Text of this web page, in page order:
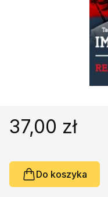
Książki obcojęzyczne
Poradniki, leksykony...
Podręczniki szkolne
37,00 zł
Do koszyka